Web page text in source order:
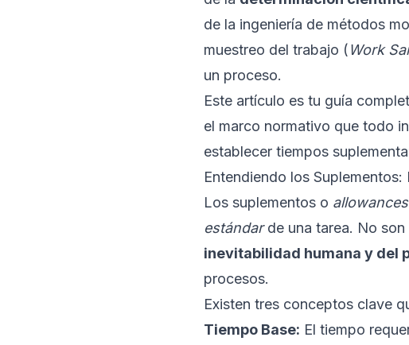
de la ingeniería de métodos
muestreo del trabajo (Work
un proceso.
Este artículo es tu guía
el marco normativo que todo
establecer tiempos
Entendiendo los
Los suplementos o allowances
estándarde una tarea. No son
inevitabilidad humana y del
procesos.
Existen tres conceptos clave
Tiempo Base: El tiempo